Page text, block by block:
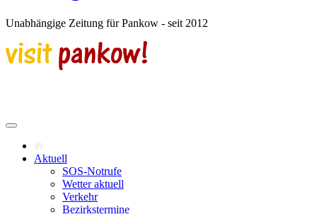
Unabhängige Zeitung für Pankow - seit 2012
Aktuell
SOS-Notrufe
Wetter aktuell
Verkehr
Bezirkstermine